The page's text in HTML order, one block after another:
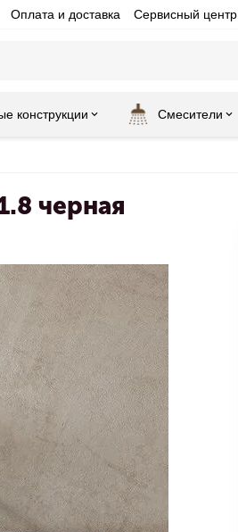
Оплата и доставка Сервисный центр
конструкции Смесители
черная